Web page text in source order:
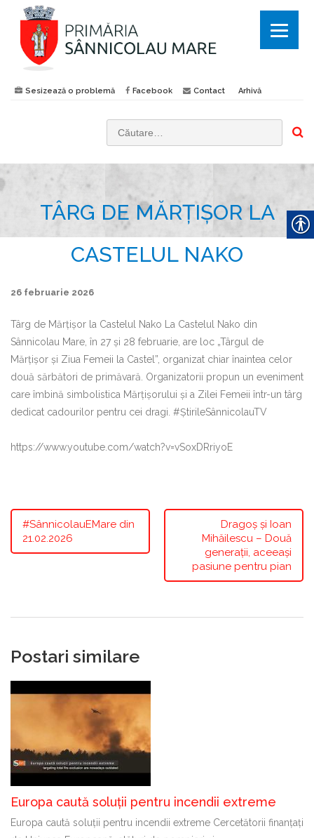
Sesizează o problemă Facebook Contact Arhivă
:
TÂRG DE MĂRȚIȘOR LA
CASTELUL NAKO
26 februarie 2026
Târg de Mărțișor la Castelul Nako La Castelul Nako din
Sânnicolau Mare, în 27 și 28 februarie, are loc „Târgul de
Mărțișor și Ziua Femeii la Castel”, organizat chiar înaintea celor
două sărbători de primăvară. Organizatorii propun un eveniment
care îmbină simbolistica Mărțișorului și a Zilei Femeii într-un târg
dedicat cadourilor pentru cei dragi. #ȘtirileSânnicolauTV
https://www.youtube.com/watch?v=vSoxDRriyoE
#SânnicolauEMare din
21.02.2026
Dragoș și Ioan
Mihăilescu – Două
generații, aceeași
pasiune pentru pian
Postari similare
Europa caută soluții pentru incendii extreme
Europa caută soluții pentru incendii extreme Cercetătorii finanțați